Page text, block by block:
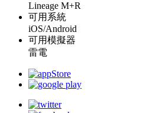
Lineage M+R
可用系統
iOS/Android
可用模擬器
雷電